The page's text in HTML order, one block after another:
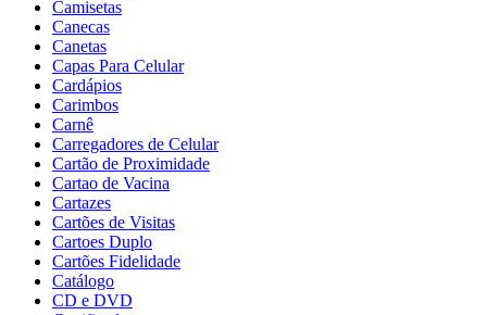
Camisetas
Canecas
Canetas
Capas Para Celular
Cardápios
Carimbos
Carnê
Carregadores de Celular
Cartão de Proximidade
Cartao de Vacina
Cartazes
Cartões de Visitas
Cartoes Duplo
Cartões Fidelidade
Catálogo
CD e DVD